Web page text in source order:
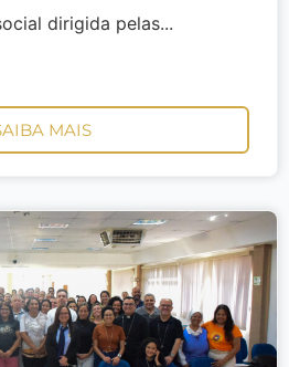
dirigida pelas...
MAIS